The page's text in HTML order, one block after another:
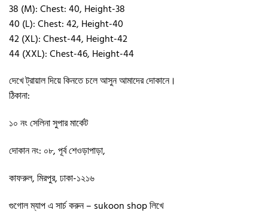
38 (M): Chest: 40, Height-38
40 (L): Chest: 42, Height-40
42 (XL): Chest-44, Height-42
44 (XXL): Chest-46, Height-44
দেখে ট্রায়াল দিয়ে কিনতে চলে আসুন আমাদের দোকানে।
ঠিকানা:
১০ নং সেলিনা সুপার মার্কেট
দোকান নং: ০৮, পূর্ব শেওড়াপাড়া,
কাফরুল, মিরপুর, ঢাকা-১২১৬
গুগোল ম্যাপ এ সার্চ করুন – sukoon shop লিখে